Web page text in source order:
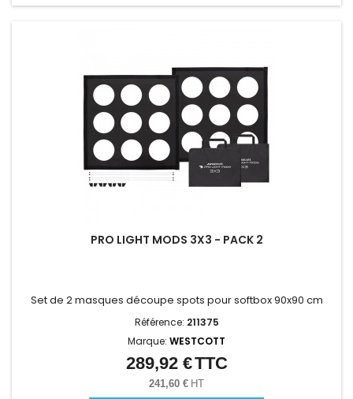
PRO LIGHT MODS 3X3 - PACK 2
Set de 2 masques découpe spots pour softbox 90x90 cm
Référence: 211375
Marque: WESTCOTT
Prix
289,92 €TTC
241,60 € HT